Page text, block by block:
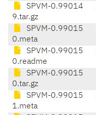
SPVM-0.99014
9.tar.gz
SPVM-0.99015
0.meta
SPVM-0.99015
0.readme
SPVM-0.99015
0.tar.gz
SPVM-0.99015
1.meta